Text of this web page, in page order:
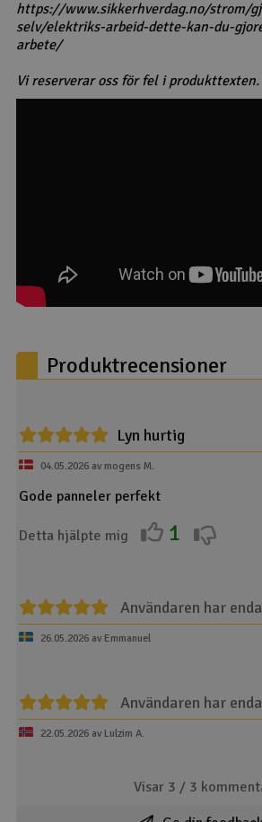
https://www.sikkerhverdag.no/strom/
selv/elektriks-arbeid-dette-kan-du-
arbete/
Vi reserverar oss för fel i produkttexten.
Produktrecensioner
Lyn hurtig
04.05.2026 av mogens M.
Gode panneler perfekt
Detta hjälpte mig 1
Användaren har
26.05.2026 av Emmanuel
Användaren har
22.05.2026 av Lulzim A.
Visar 3 / 3